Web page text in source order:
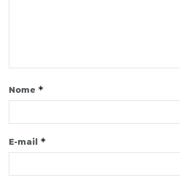
Nome *
E-mail *